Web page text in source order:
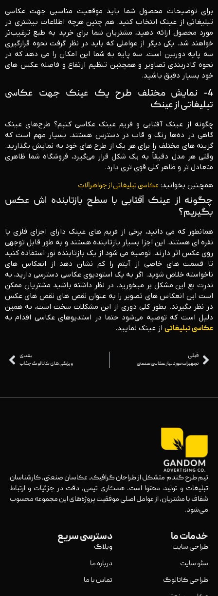
برای توضیحات محصول شما باید موقعیت مناسبی جهت عکاسی
تبلیغاتی از عینک انتخاب کنید. هم چنین هرچه اطلاعات بیشتری در
مورد محصول ارائه دهید، مشتریان شما برای خرید به طبع ترغیب‌تر
خواهند شد. یکی دیگر از عواملی که باید در نظر گرفت نحوه قرارگیری
سه پایه دوربین است. سه پایه به شما این امکان را می دهد که در
نحوه کادربندی تصاویر و همچنین تنظیم ارتفاع و فاصله عکس های
خود بسیار دقیق باشید.
4- نمایش مختلف طرح یک عینک جهت عکاسی
تبلیغاتی از عینک
چگونه از عینک آفتابی و فریم عینک عکاسی کنیم؟ طرح‌های عینک
گاهی در ده‌ها رنگ و قاب در دسترس هستند. بسیار مهم است که
گزینه های مختلف را برای هر یک از طرح های خود به نمایش بگذارید.
وقتی هر مدل دقیقاً به یک شکل قرار می‌گیرد، فروشگاه شما ظاهری
متعادل تر و ظاهر کلی قوی تری دارد.
همچنین بخوانید: عکاسی تبلیغاتی از جواهرآلات
چگونه از عینک آفتابی با سطح بازتابنده اش عکس
بگیریم؟
همانطور که می دانید، برخی از فریم های عینک دارای اجزای فلزی یا
نقره ای هستند. این اجزا بسیار بازتابنده هستند و به طور قابل توجهی
روی عکس اثر دارند. توصیه می شود از یک بازتابنده نور استفاده کنید
تا قسمت های خاصی از آیتم را کم نشان دهد از انعکاس های
ناخواسته خلاص شوید. اگر به یک استودیوی عکاسی دسترسی دارید، به
ندرت بع این مشکل بر میخورید. در نظر داشته باشید مشتریان ممکن
است این انعکاس های تصویر را به عنوان نقص های نقص های عکس
در نظر بگیرند. بطور کلی دوری از این مشکلات سخت است، به همین
دلیل است که توصیه می‌شود حتما در استدیوهای عکاسی اقدام به
عکاسی تبلیغاتی از عینک نمایید.
قبلی
تجهیزات مورد نیاز عکاسی صنعتی
بعدی
ویژگی های کاتالوگ جذاب
تیم طرح گندم متشکل از طراحان گرافیک، عکاسان صنعتی، کارشناسان
تبلیغات و تولید محتوا است. همکاری تیمی، دقت در جزئیات و ارتباط
شفاف با مشتریان، از عوامل اصلی موفقیت پروژه‌های این مجموعه محسوب
می‌شود.
خدمات ما
طراحی سایت
سئو سایت
طراحی کاتالوگ
دسترسی سریع
وبلاگ
درباره ما
تماس با ما